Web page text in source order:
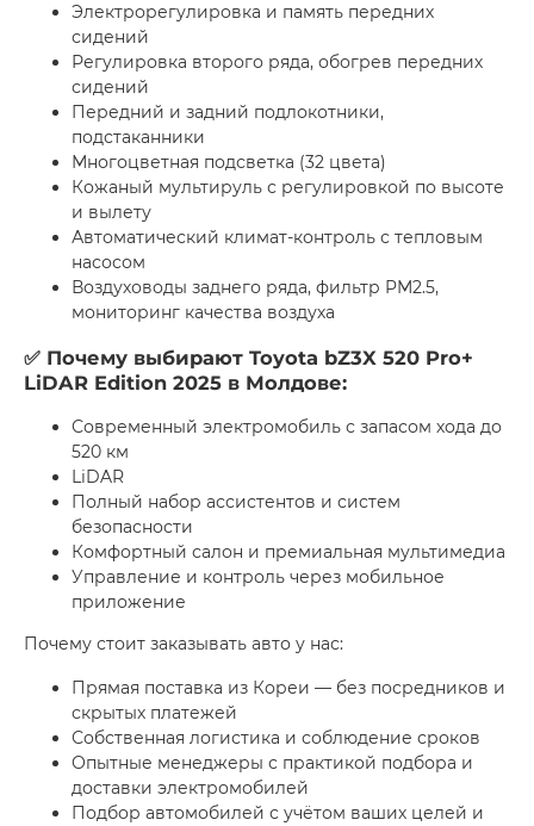
Электрорегулировка и память передних
сидений
Регулировка второго ряда, обогрев передних
сидений
Передний и задний подлокотники,
подстаканники
Многоцветная подсветка (32 цвета)
Кожаный мультируль с регулировкой по высоте
и вылету
Автоматический климат-контроль с тепловым
насосом
Воздуховоды заднего ряда, фильтр PM2.5,
мониторинг качества воздуха
✅ Почему выбирают Toyota bZ3X 520 Pro+
LiDAR Edition 2025 в Молдове:
Современный электромобиль с запасом хода до
520 км
LiDAR
Полный набор ассистентов и систем
безопасности
Комфортный салон и премиальная мультимедиа
Управление и контроль через мобильное
приложение
Почему стоит заказывать авто у нас:
Прямая поставка из Кореи — без посредников и
скрытых платежей
Собственная логистика и соблюдение сроков
Опытные менеджеры с практикой подбора и
доставки электромобилей
Подбор автомобилей с учётом ваших целей и